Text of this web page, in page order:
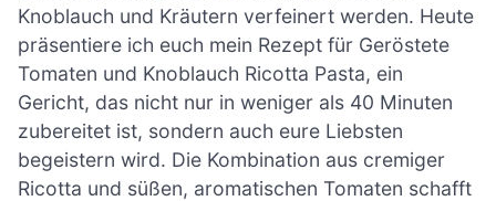
Knoblauch und Kräutern verfeinert werden. Heute
präsentiere ich euch mein Rezept für Geröstete
Tomaten und Knoblauch Ricotta Pasta, ein
Gericht, das nicht nur in weniger als 40 Minuten
zubereitet ist, sondern auch eure Liebsten
begeistern wird. Die Kombination aus cremiger
Ricotta und süßen, aromatischen Tomaten schafft